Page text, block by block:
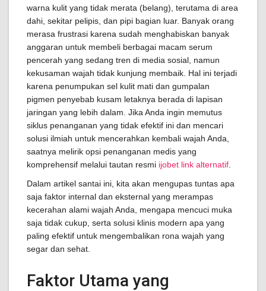
warna kulit yang tidak merata (belang), terutama di area
dahi, sekitar pelipis, dan pipi bagian luar. Banyak orang
merasa frustrasi karena sudah menghabiskan banyak
anggaran untuk membeli berbagai macam serum
pencerah yang sedang tren di media sosial, namun
kekusaman wajah tidak kunjung membaik. Hal ini terjadi
karena penumpukan sel kulit mati dan gumpalan
pigmen penyebab kusam letaknya berada di lapisan
jaringan yang lebih dalam. Jika Anda ingin memutus
siklus penanganan yang tidak efektif ini dan mencari
solusi ilmiah untuk mencerahkan kembali wajah Anda,
saatnya melirik opsi penanganan medis yang
komprehensif melalui tautan resmi ijobet link alternatif
Dalam artikel santai ini, kita akan mengupas tuntas apa
saja faktor internal dan eksternal yang merampas
kecerahan alami wajah Anda, mengapa mencuci muka
saja tidak cukup, serta solusi klinis modern apa yang
paling efektif untuk mengembalikan rona wajah yang
segar dan sehat.
Faktor Utama yang